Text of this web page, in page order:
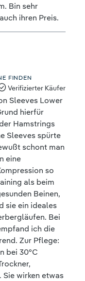
Bin sehr
ihren Preis.
FINDEN
Verifizierter Käufer
Sleeves Lower
hierfür
Hamstrings
Sleeves spürte
schont man
eine
so
als beim
Beinen,
sie ein ideales
Bei
ich die
Zur Pflege:
bei 30°C
Sie wirken etwas